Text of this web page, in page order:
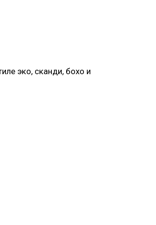
эко, сканди, бохо и